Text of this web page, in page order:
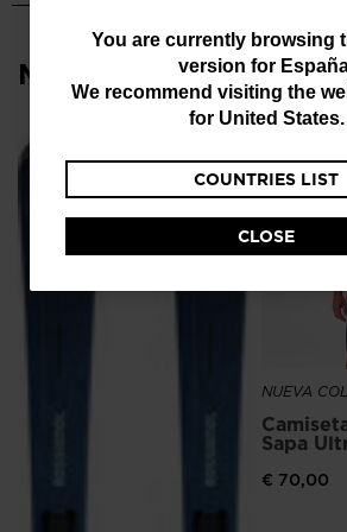
You
are
website
version
for
website
You are currently browsing
version for
We recommend visiting the
for United States.
COUNTRIES LIST
CLOSE
Más vistos
NUEVA
Sapa
€ 70,00